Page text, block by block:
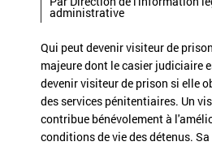
administrative
Qui peut devenir visiteur de
majeure dont le casier judiciaire
devenir visiteur de prison si elle
des services pénitentiaires. Un
contribue bénévolement à
conditions de vie des détenus.